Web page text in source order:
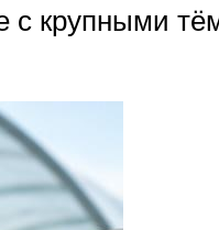
с крупными